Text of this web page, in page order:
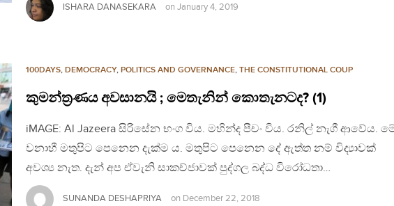
ISHARA DANASEKARA on January 4, 2019
100DAYS, DEMOCRACY, POLITICS AND GOVERNANCE, THE CONSTITUTIONAL COUP
කුමන්ත්‍රණය අවසානයි ; මෙතැනින් කොතැනටද? (1)
iMAGE: Al Jazeera සිරිසේන භංග විය. මහින්ද පීචං විය. රනිල් නැගී ආවේය.
වනාහී මතුපිට පෙනෙන දැක්ම ය. මතුපිට පෙනෙන දේ ඇත්ත නම් විද්‍යාවක්
අවශ්‍ය නැත. දැන් අප ඒවැනි සාකච්ජාවක් පුද්ගල බද්ධ විරෝධතා…
SUNANDA DESHAPRIYA on December 22, 2018